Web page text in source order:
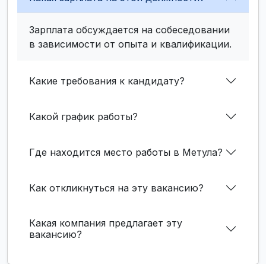
Зарплата обсуждается на собеседовании
в зависимости от опыта и квалификации.
Какие требования к кандидату?
Какой график работы?
Где находится место работы в Метула?
Как откликнуться на эту вакансию?
Какая компания предлагает эту
вакансию?